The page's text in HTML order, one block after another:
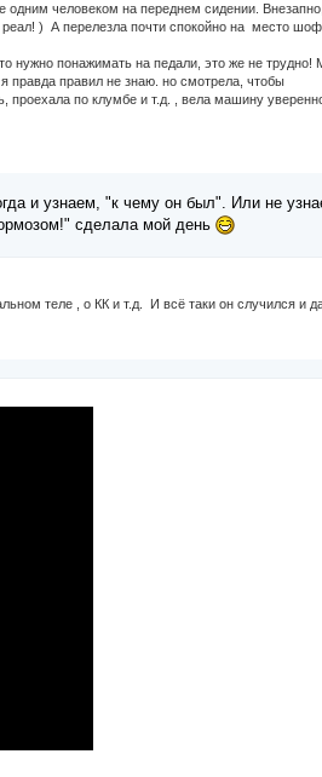
человеком на переднем сидении.
) А перелезла почти спокойно на место
нужно понажимать на педали, это же не
правда правил не знаю. но смотрела, чтобы
по клумбе и т.д. , вела машину
и узнаем, "к чему он был". Или не
сделала мой день
теле , о КК и т.д. И всё таки он случился и